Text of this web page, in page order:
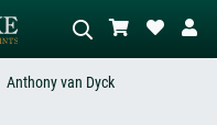
Anthony van Dyck